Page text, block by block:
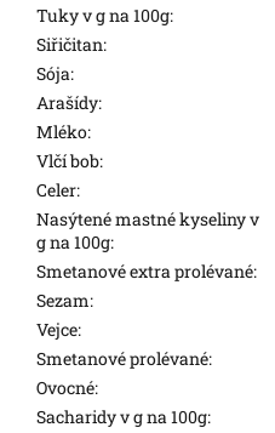
Tuky v g na 100g:
Siřičitan:
Sója:
Arašídy:
Mléko:
Vlčí bob:
Celer:
Nasýtené mastné kyseliny v
g na 100g:
Smetanové extra prolévané:
Sezam:
Vejce:
Smetanové prolévané:
Ovocné:
Sacharidy v g na 100g: